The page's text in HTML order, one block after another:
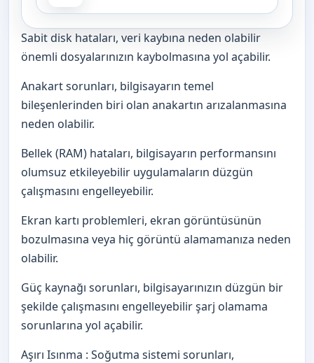
Sabit disk hataları, veri kaybına neden olabilir
önemli dosyalarınızın kaybolmasına yol açabilir.
Anakart sorunları, bilgisayarın temel
bileşenlerinden biri olan anakartın arızalanmasına
neden olabilir.
Bellek (RAM) hataları, bilgisayarın performansını
olumsuz etkileyebilir uygulamaların düzgün
çalışmasını engelleyebilir.
Ekran kartı problemleri, ekran görüntüsünün
bozulmasına veya hiç görüntü alamamanıza neden
olabilir.
Güç kaynağı sorunları, bilgisayarınızın düzgün bir
şekilde çalışmasını engelleyebilir şarj olamama
sorunlarına yol açabilir.
Aşırı Isınma : Soğutma sistemi sorunları,